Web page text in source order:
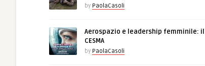
by PaolaCasoli
Aerospazio e leadership femminile: il
CESMA
by PaolaCasoli